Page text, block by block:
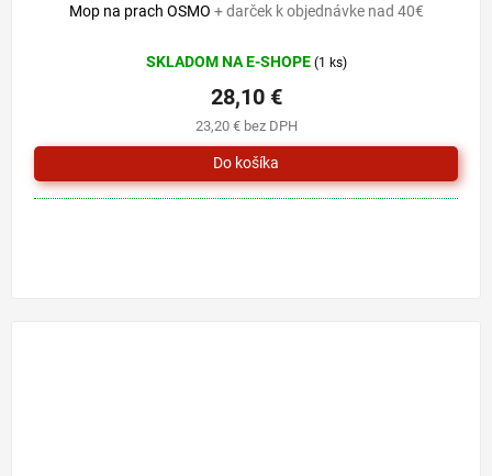
Mop na prach OSMO + darček k objednávke nad 40€
SKLADOM NA E-SHOPE (1 ks)
23,20 € bez DPH
28,10 €